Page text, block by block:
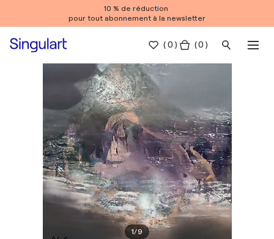
10 % de réduction
pour tout abonnement à la newsletter
(0 ) ( 0 )
1/9